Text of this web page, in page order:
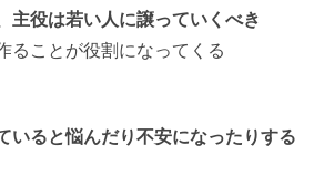
主役は若い人に譲っていくべき
ることが役割になってくる
いると悩んだり不安になったりする